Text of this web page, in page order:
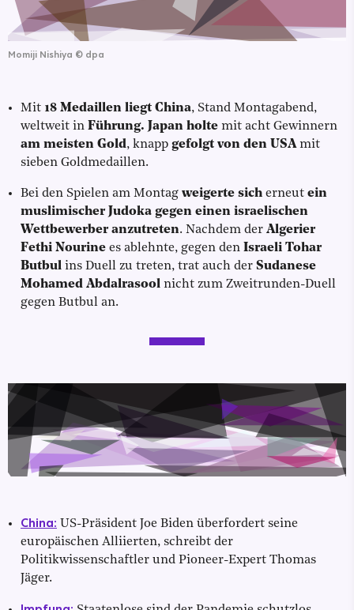
Momiji Nishiya © dpa
Mit 18 Medaillen liegt China, Stand Montagabend,
weltweit in Führung. Japan holte mit acht Gewinnern
am meisten Gold, knapp gefolgt von den USAmit
sieben Goldmedaillen.
Bei den Spielen am Montag weigerte sich erneut ein
muslimischer Judoka gegen einen israelischen
Wettbewerber anzutreten. Nachdem der Algerier
Fethi Nourine es ablehnte, gegen den Israeli Tohar
Butbul ins Duell zu treten, trat auch der Sudanese
Mohamed Abdalrasool nicht zum Zweitrunden-Duell
gegen Butbul an.
China: US-Präsident Joe Biden überfordert seine
europäischen Alliierten, schreibt der
Politikwissenschaftler und Pioneer-Expert Thomas
Jäger.